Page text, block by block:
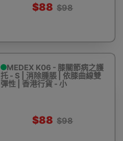
$88 $98
MEDEX K06 - 膝關節病之護
托 - S | 消除腫脹 | 依膝曲線雙
彈性 | 香港行貨 - 小
$88 $98